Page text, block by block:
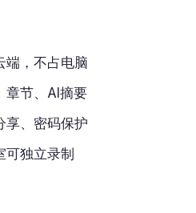
端，不占电脑
章节、AI摘要
享、密码保护
可独立录制